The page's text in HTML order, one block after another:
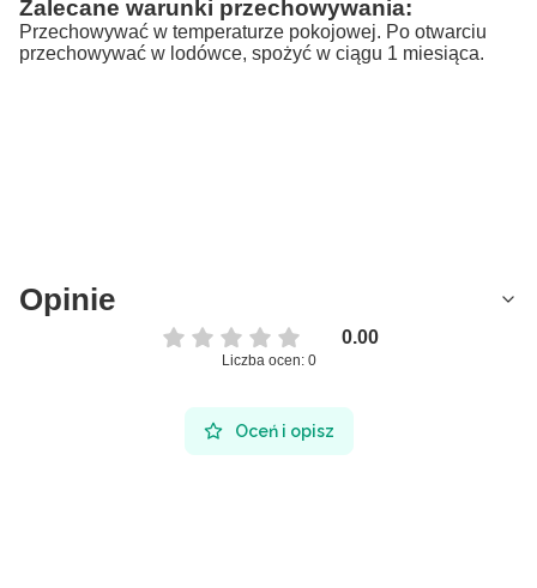
Zalecane warunki przechowywania:
Przechowywać w temperaturze pokojowej. Po otwarciu
przechowywać w lodówce, spożyć w ciągu 1 miesiąca.
Opinie
0.00
Liczba ocen: 0
Oceń i opisz